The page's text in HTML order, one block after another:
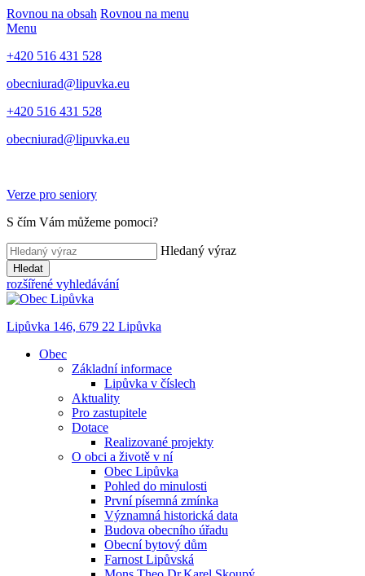
Rovnou na obsah Rovnou na menu
Menu
+420 516 431 528
obecniurad@lipuvka.eu
+420 516 431 528
obecniurad@lipuvka.eu
Verze pro seniory
S čím Vám můžeme pomoci?
Hledaný výraz
Hledat
rozšířené vyhledávání
Lipůvka 146, 679 22 Lipůvka
Obec
Základní informace
Lipůvka v číslech
Aktuality
Pro zastupitele
Dotace
Realizované projekty
O obci a životě v ní
Obec Lipůvka
Pohled do minulosti
První písemná zmínka
Významná historická data
Budova obecního úřadu
Obecní bytový dům
Farnost Lipůvská